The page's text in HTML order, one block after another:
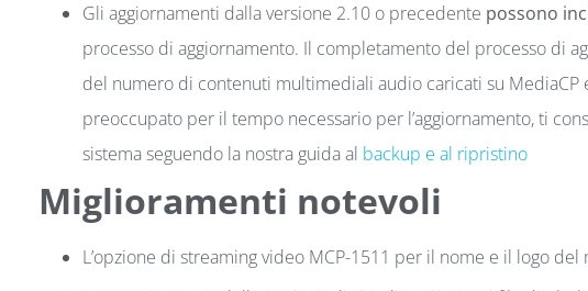
Gli aggiornamenti dalla versione 2.10 o precedente possono
processo di aggiornamento. Il completamento del processo di
del numero di contenuti multimediali audio caricati su MediaCP
preoccupato per il tempo necessario per l’aggiornamento, ti
sistema seguendo la nostra guida al backup e al ripristino
Miglioramenti notevoli
L’opzione di streaming video MCP-1511 per il nome e il logo